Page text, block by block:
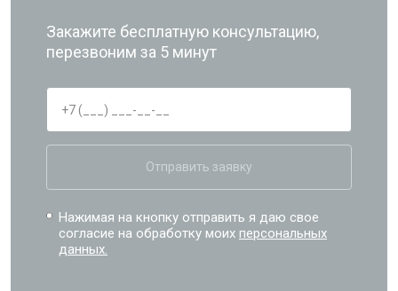
Закажите бесплатную консультацию,
перезвоним за 5 минут
Отправить заявку
Нажимая на кнопку отправить я даю свое
согласие на обработку моихперсональных
данных.